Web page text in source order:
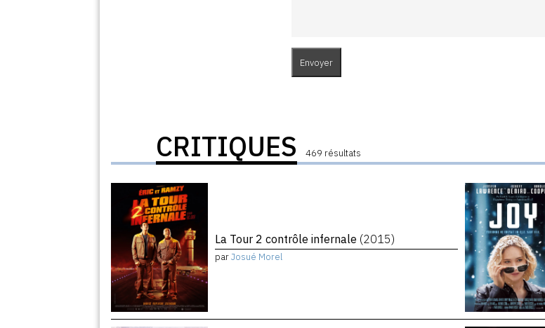
CRITIQUES 469 résultats
La Tour 2 contrôle infernale (2015)
parJosué Morel